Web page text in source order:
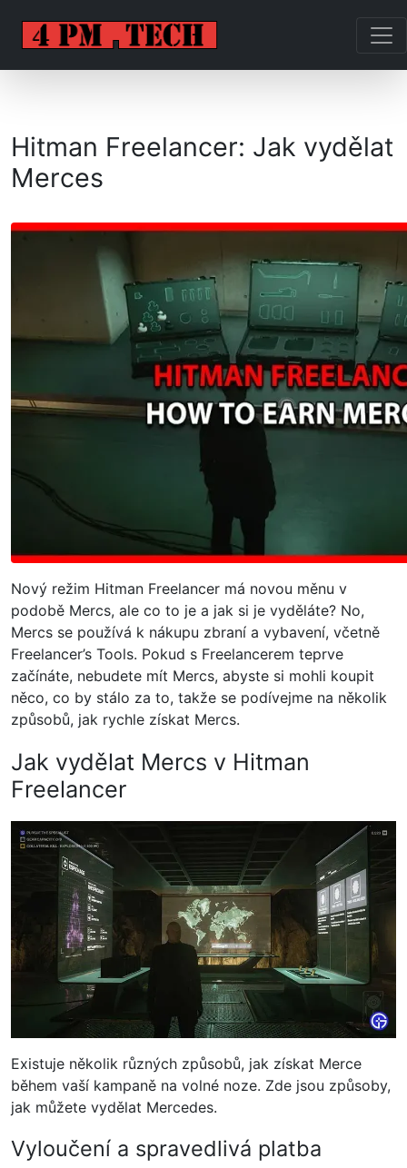
Hitman Freelancer: Jak vydělat
Merces
Nový režim Hitman Freelancer má novou měnu v
podobě Mercs, ale co to je a jak si je vyděláte? No,
Mercs se používá k nákupu zbraní a vybavení, včetně
Freelancer’s Tools. Pokud s Freelancerem teprve
začínáte, nebudete mít Mercs, abyste si mohli koupit
něco, co by stálo za to, takže se podívejme na několik
způsobů, jak rychle získat Mercs.
Jak vydělat Mercs v Hitman
Freelancer
Existuje několik různých způsobů, jak získat Merce
během vaší kampaně na volné noze. Zde jsou způsoby,
jak můžete vydělat Mercedes.
Vyloučení a spravedlivá platba